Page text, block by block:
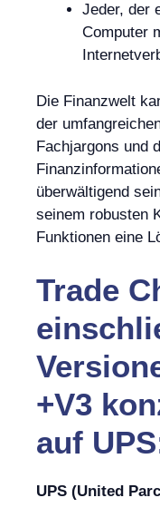
Jeder, der
Computer
Die Finanzwelt
der
Fachjargons und
überwältigend
seinem robusten
Funktionen eine
Trade
+V3
auf
UPS (United